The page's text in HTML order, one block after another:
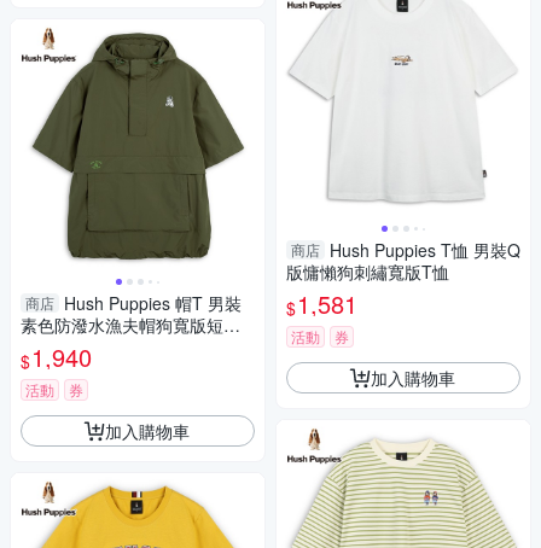
商店 Hush Puppies 帽T 男裝
素色防潑水漁夫帽狗寬版短袖
帽T
$1,940
活動 券
加入購物車
商店 Hush Puppies T恤 男裝Q
版慵懶狗刺繡寬版T恤
$1,581
活動 券
加入購物車